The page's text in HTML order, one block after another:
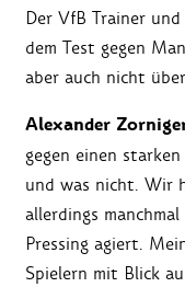
Der VfB Trainer
dem Test gegen
aber auch nicht
Alexander
gegen einen
und was nicht. Wir
allerdings
Pressing agiert.
Spielern mit Blick